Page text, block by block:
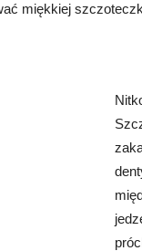
miękkiej